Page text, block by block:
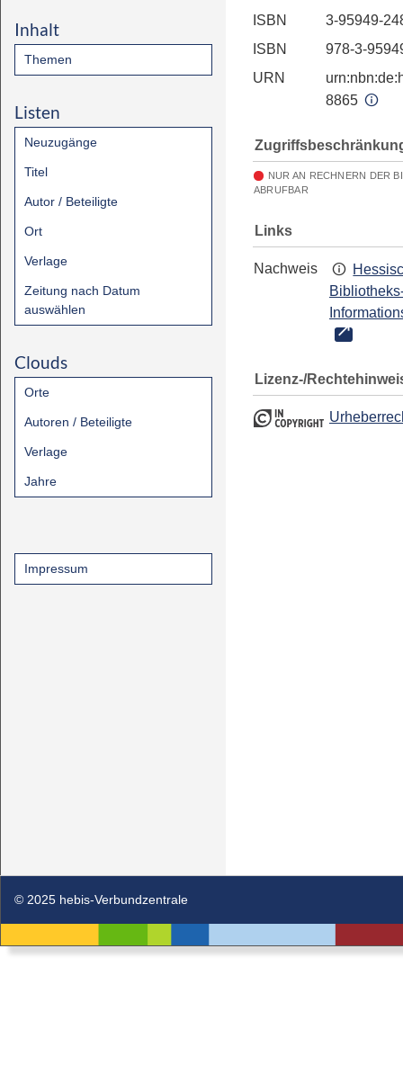
Inhalt
Themen
Listen
Neuzugänge
Titel
Autor / Beteiligte
Ort
Verlage
Zeitung nach Datum
auswählen
Clouds
Orte
Autoren / Beteiligte
Verlage
Jahre
Impressum
ISBN
3-95949-
ISBN
978-3-
URN
8865
NUR AN RECHNERN DER
ABRUFBAR
Links
Nachweis
Lizenz-/
© 2025 hebis-Verbundzentrale